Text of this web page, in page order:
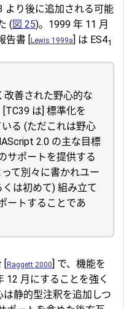
より後に追加される可能
(図 25)。1999 年 11 月
告書 [Lewis 1999a] は ES41
改善された野心的な
は] 標準化を
る (ただこれは野心
2.0 の主な目標
サポートを提供する
て別々に書かれユー
は初めて) 組み立て
ートすることであ
[Raggett 2000] で、機能を
12 月にすることを強く
静的型注釈を追加しつ